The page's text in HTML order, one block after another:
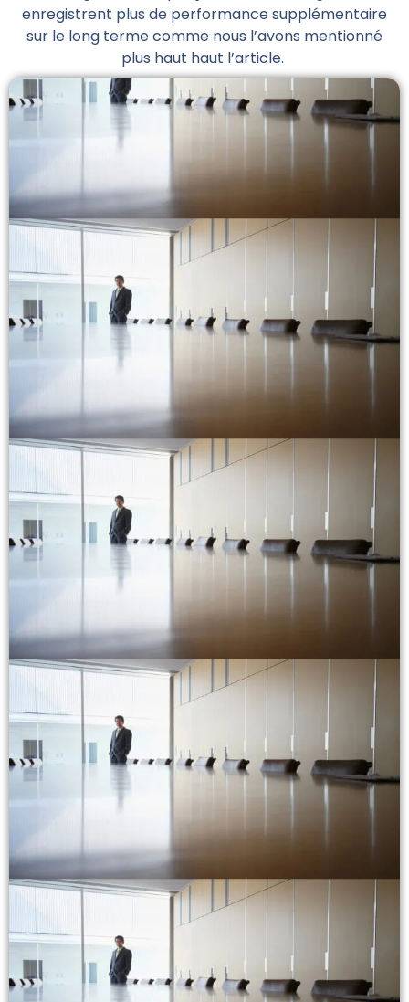
enregistrent plus de performance supplémentaire
sur le long terme comme nous l’avons mentionné
plus haut haut l’article.